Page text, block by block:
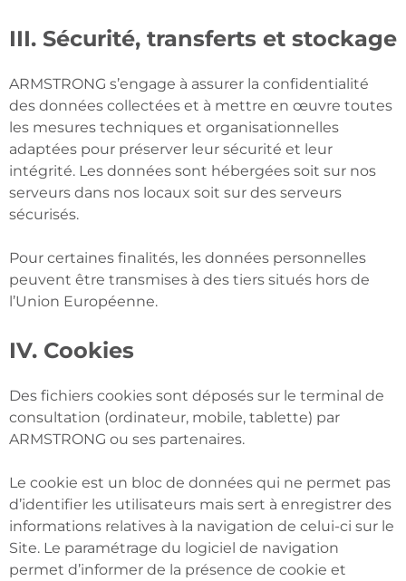
III. Sécurité, transferts et stockage
ARMSTRONG s’engage à assurer la confidentialité
des données collectées et à mettre en œuvre toutes
les mesures techniques et organisationnelles
adaptées pour préserver leur sécurité et leur
intégrité. Les données sont hébergées soit sur nos
serveurs dans nos locaux soit sur des serveurs
sécurisés.
Pour certaines finalités, les données personnelles
peuvent être transmises à des tiers situés hors de
l’Union Européenne.
IV. Cookies
Des fichiers cookies sont déposés sur le terminal de
consultation (ordinateur, mobile, tablette) par
ARMSTRONG ou ses partenaires.
Le cookie est un bloc de données qui ne permet pas
d’identifier les utilisateurs mais sert à enregistrer des
informations relatives à la navigation de celui-ci sur le
Site. Le paramétrage du logiciel de navigation
permet d’informer de la présence de cookie et